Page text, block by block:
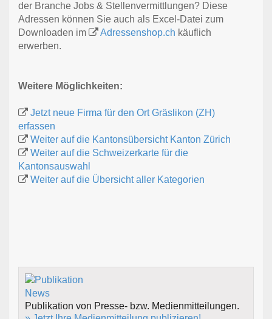
der Branche Jobs & Stellenvermittlungen? Diese
Adressen können Sie auch als Excel-Datei zum
Downloaden im
Adressenshop.ch käuflich
erwerben.
Weitere Möglichkeiten:
Jetzt neue Firma für den Ort Gräslikon (ZH)
erfassen
Weiter auf die Kantonsübersicht Kanton Zürich
Weiter auf die Schweizerkarte für die
Kantonsauswahl
Weiter auf die Übersicht aller Kategorien
Publikation von Presse- bzw. Medienmitteilungen.